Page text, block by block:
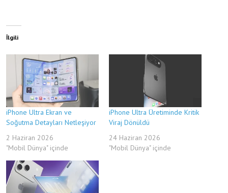
İlgili
iPhone Ultra Ekran ve
Soğutma Detayları Netleşiyor
2 Haziran 2026
"Mobil Dünya" içinde
iPhone Ultra Üretiminde Kritik
Viraj Dönüldü
24 Haziran 2026
"Mobil Dünya" içinde